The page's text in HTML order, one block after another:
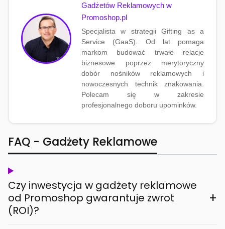
Gadżetów Reklamowych w
Promoshop.pl
Specjalista w strategii Gifting as a
Service (GaaS). Od lat pomaga
markom budować trwałe relacje
biznesowe poprzez merytoryczny
dobór nośników reklamowych i
nowoczesnych technik znakowania.
Polecam się w zakresie
profesjonalnego doboru upominków.
FAQ - Gadżety Reklamowe
Czy inwestycja w gadżety reklamowe
od Promoshop gwarantuje zwrot
(ROI)?
+